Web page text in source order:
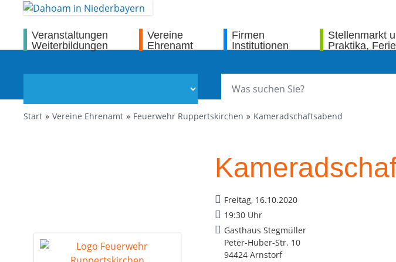
Veranstaltungen
Weiterbildungen
Vereine
Ehrenamt
Firmen
Institutionen
Stellenmarkt
Praktika,
Start Vereine Ehrenamt Feuerwehr Ruppertskirchen Kameradschaftsabend
Freitag, 16.10.2020
19:30 Uhr
Gasthaus Stegmüller
Peter-Huber-Str. 10
94424 Arnstorf